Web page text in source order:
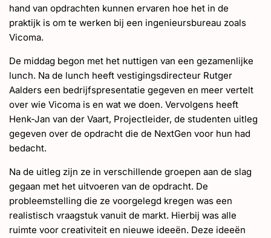
hand van opdrachten kunnen ervaren hoe het in de
praktijk is om te werken bij een ingenieursbureau zoals
Vicoma.
De middag begon met het nuttigen van een gezamenlijke
lunch. Na de lunch heeft vestigingsdirecteur Rutger
Aalders een bedrijfspresentatie gegeven en meer vertelt
over wie Vicoma is en wat we doen. Vervolgens heeft
Henk-Jan van der Vaart, Projectleider, de studenten uitleg
gegeven over de opdracht die de NextGen voor hun had
bedacht.
Na de uitleg zijn ze in verschillende groepen aan de slag
gegaan met het uitvoeren van de opdracht. De
probleemstelling die ze voorgelegd kregen was een
realistisch vraagstuk vanuit de markt. Hierbij was alle
ruimte voor creativiteit en nieuwe ideeën. Deze ideeën